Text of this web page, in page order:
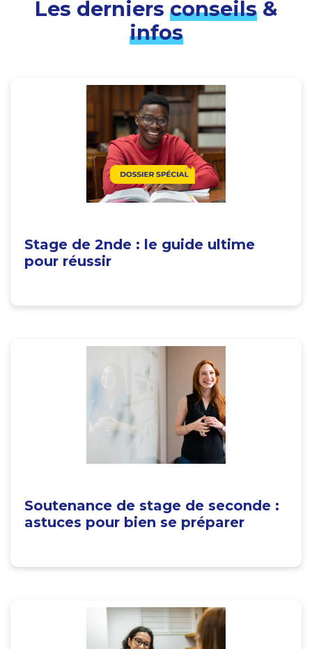
Les derniers conseils&
infos
Stage de 2nde : le guide ultime
pour réussir
Soutenance de stage de seconde :
astuces pour bien se préparer